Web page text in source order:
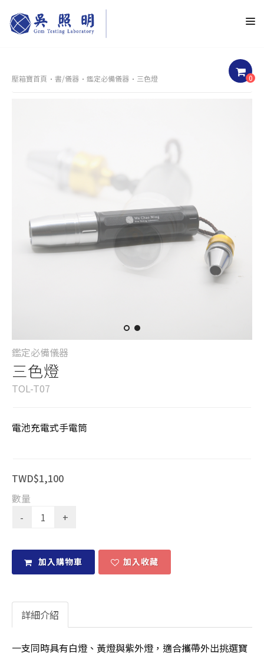
0
壓箱寶首頁 書/儀器 鑑定必備儀器 三色燈
鑑定必備儀器
三色燈
TOL-T07
電池充電式手電筒
TWD$1,100
數量
加入購物車 加入收藏
詳細介紹
一支同時具有白燈、黃燈與紫外燈，適合攜帶外出挑選寶